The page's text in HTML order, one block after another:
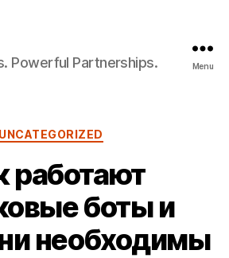
Powerful Partnerships. Menu
Categories
UNCATEGORIZED
работают
боты и
необходимы